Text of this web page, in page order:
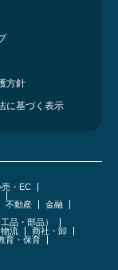
方針
に基づく表示
売・EC
不動産
金融
品・部品）
流
商社・卸
育・保育